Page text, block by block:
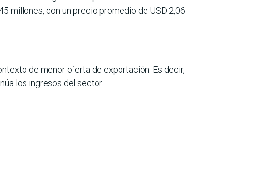
millones, con un pre­cio promedio de USD 2,06
de menor oferta de exportación. Es decir,
los ingresos del sector.